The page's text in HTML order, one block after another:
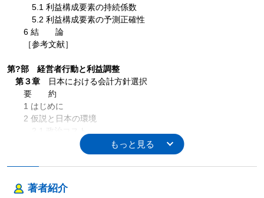
5.1 利益構成要素の持続係数
5.2 利益構成要素の予測正確性
6 結 論
［参考文献］
第?部 経営者行動と利益調整
第３章日本における会計方針選択
要 約
1 はじめに
2 仮説と日本の環境
2.1 政治コスト
2.2 債務契約条項
2.3 ボーナス報酬制度 ……ほか
3 データおよび研究デザイン
3.2 利益戦略モデル
著者紹介